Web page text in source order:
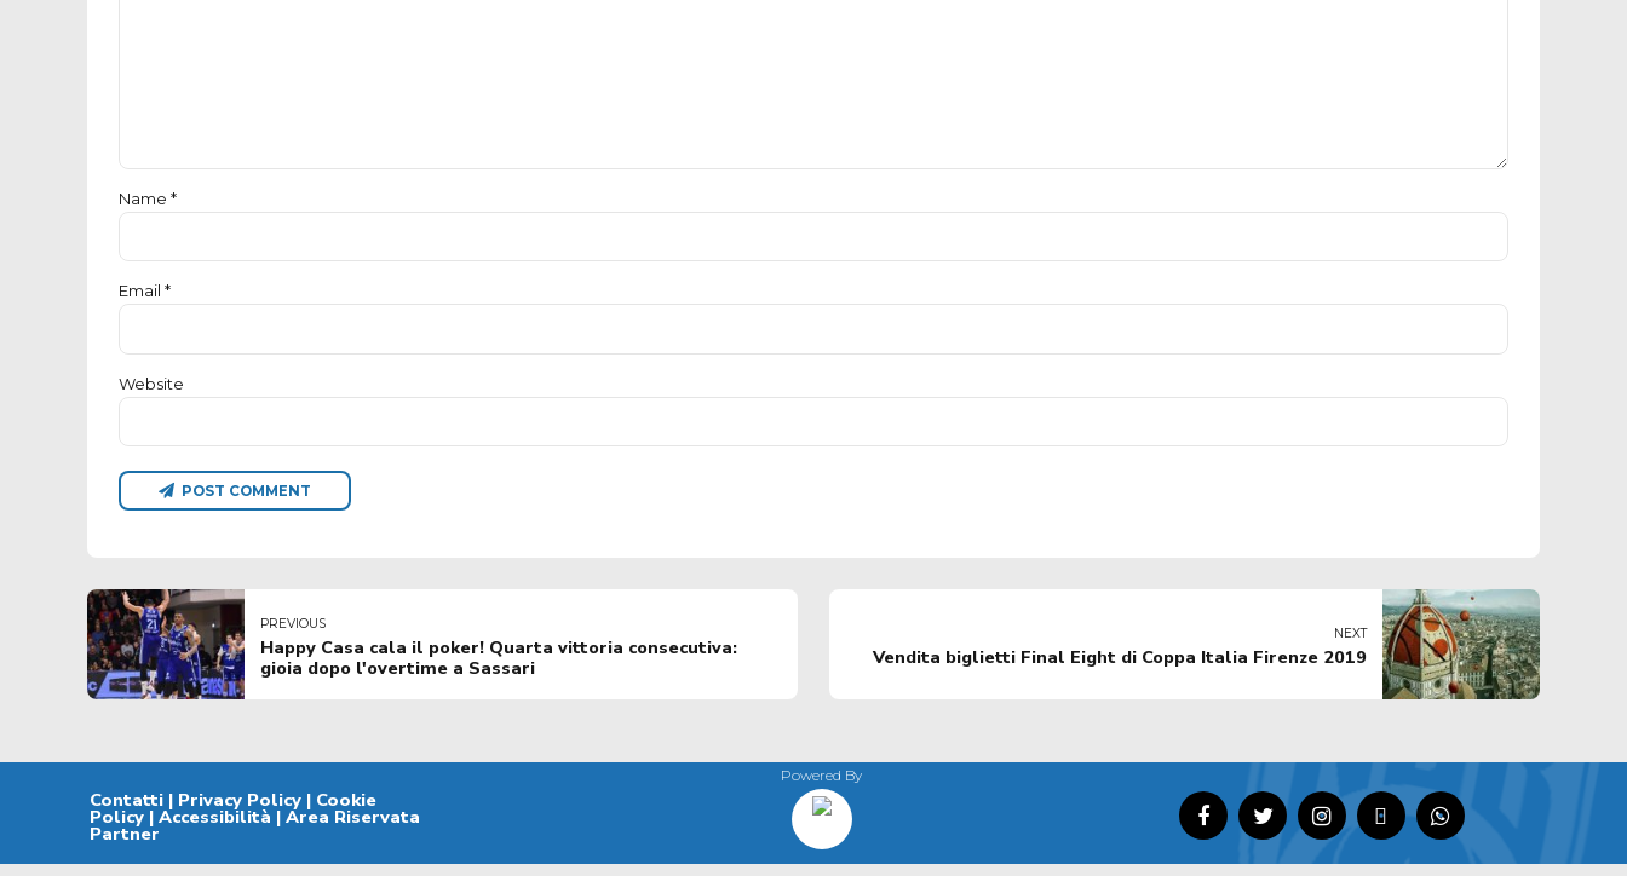
Name *
Email *
Website
POST COMMENT
PREVIOUS
Happy Casa cala il poker! Quarta vittoria consecutiva:
gioia dopo l'overtime a Sassari
NEXT
Vendita biglietti Final Eight di Coppa Italia Firenze 2019
Contatti| Privacy Policy| Cookie
Policy| Accessibilità | Area Riservata
Partner
Powered By